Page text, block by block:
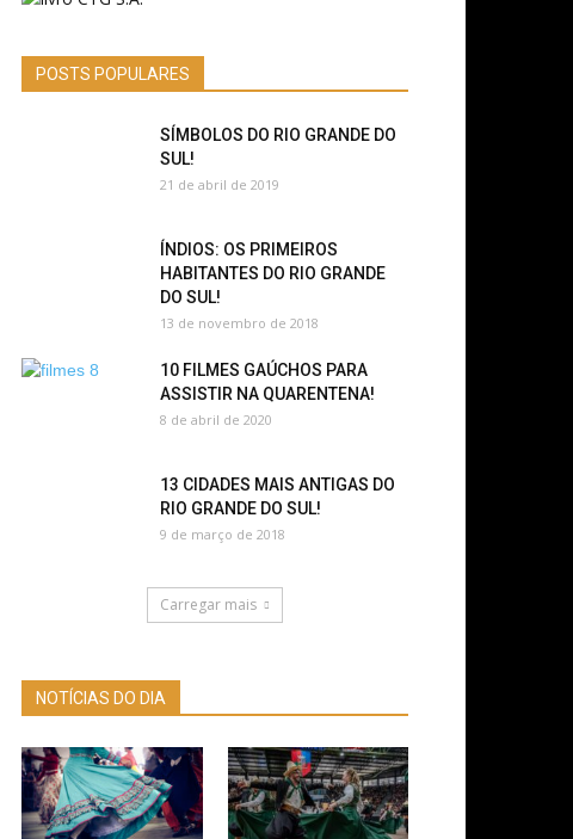
POSTS POPULARES
SÍMBOLOS DO RIO GRANDE DO
SUL!
21 de abril de 2019
ÍNDIOS: OS PRIMEIROS
HABITANTES DO RIO GRANDE
DO SUL!
13 de novembro de 2018
10 FILMES GAÚCHOS PARA
ASSISTIR NA QUARENTENA!
8 de abril de 2020
13 CIDADES MAIS ANTIGAS DO
RIO GRANDE DO SUL!
9 de março de 2018
Carregar mais
NOTÍCIAS DO DIA